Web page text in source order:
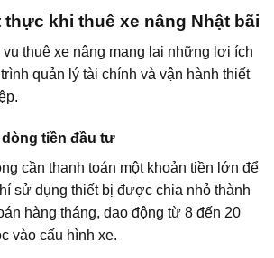
khi thuê xe nâng Nhật bãi
thuê xe nâng mang lại những lợi ích
quản lý tài chính và vận hành thiết
tiền đầu tư
cần thanh toán một khoản tiền lớn để
sử dụng thiết bị được chia nhỏ thành
hàng tháng, dao động từ 8 đến 20
vào cấu hình xe.